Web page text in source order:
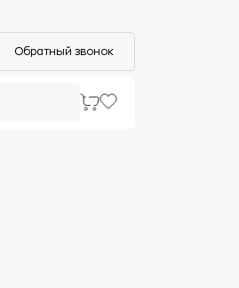
Обратный звонок